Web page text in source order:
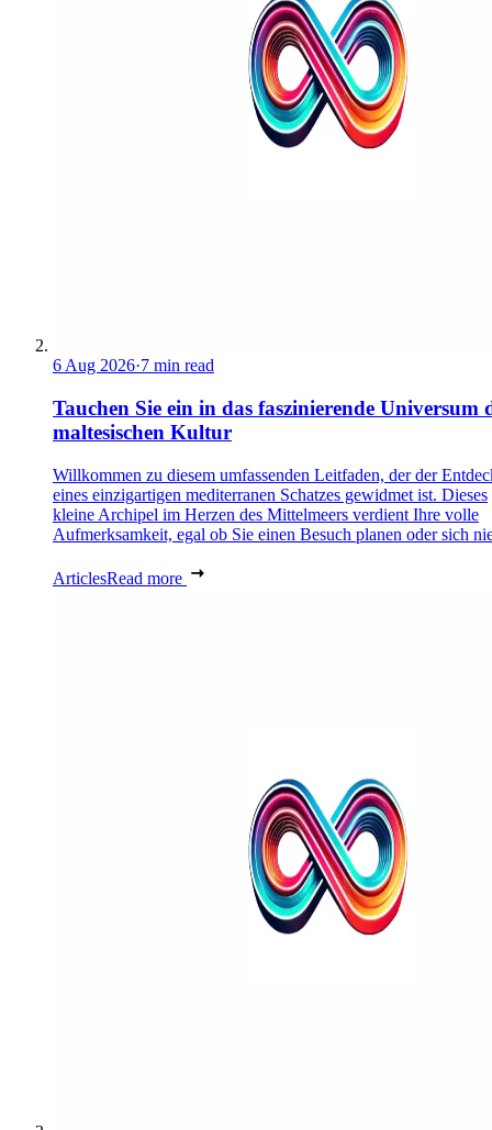
6 Aug 2026·7 min read
Tauchen Sie ein in das faszinierende Universum
maltesischen Kultur
Willkommen zu diesem umfassenden Leitfaden, der der
eines einzigartigen mediterranen Schatzes gewidmet ist. Dieses
kleine Archipel im Herzen des Mittelmeers verdient Ihre volle
Aufmerksamkeit, egal ob Sie einen Besuch planen oder sich
ArticlesRead more